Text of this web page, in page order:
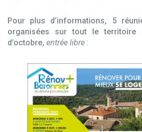
Pour plus d’informations, 5
organisées sur tout le
d’octobre, entrée libre :